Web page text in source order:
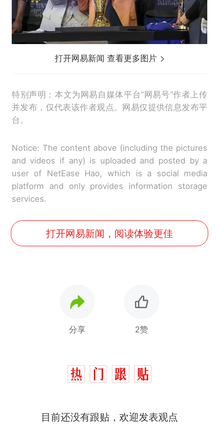
打开网易新闻 查看更多图片
特别声明：本文为网易自媒体平台“网易号”作者上传
并发布，仅代表该作者观点。网易仅提供信息发布平
台。
Notice: The content above (including the pictures
and videos if any) is uploaded and posted by a
user of NetEase Hao, which is a social media
platform and only provides information storage
services.
打开网易新闻，阅读体验更佳
分享 2赞
目前还没有跟贴，欢迎发表观点